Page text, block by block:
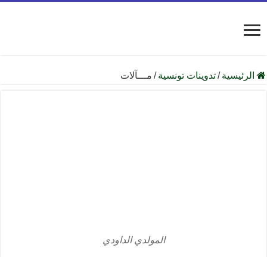
الرئيسية /تدوينات تونسية / مـــآلات
المولدي الداودي